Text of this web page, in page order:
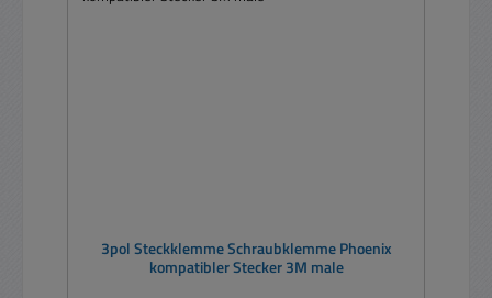
3pol Steckklemme Schraubklemme Phoenix
kompatibler Stecker 3M male